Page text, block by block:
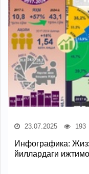
23.07.2025 193
Инфографика:
йиллардаги